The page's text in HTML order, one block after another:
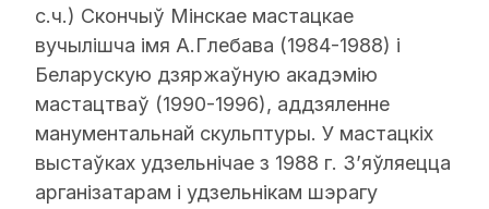
с.ч.) Скончыў Мінскае мастацкае
вучылішча імя А.Глебава (1984-1988) і
Беларускую дзяржаўную акадэмію
мастацтваў (1990-1996), аддзяленне
манументальнай скульптуры. У мастацкіх
выстаўках удзельнічае з 1988 г. З’яўляецца
арганізатарам і удзельнікам шэрагу